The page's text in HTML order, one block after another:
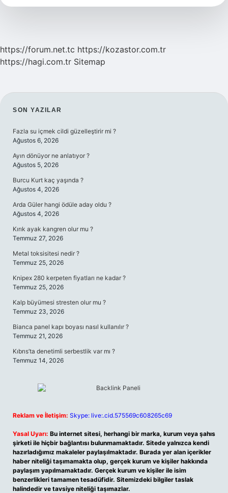
https://forum.net.tc https://kozastor.com.tr
https://hagi.com.tr Sitemap
SIDEBAR
SON YAZILAR
Fazla su içmek cildi güzelleştirir mi ?
Ağustos 6, 2026
Ayın dönüyor ne anlatıyor ?
Ağustos 5, 2026
Burcu Kurt kaç yaşında ?
Ağustos 4, 2026
Arda Güler hangi ödüle aday oldu ?
Ağustos 4, 2026
Kırık ayak kangren olur mu ?
Temmuz 27, 2026
Metal toksisitesi nedir ?
Temmuz 25, 2026
Knipex 280 kerpeten fiyatları ne kadar ?
Temmuz 25, 2026
Kalp büyümesi stresten olur mu ?
Temmuz 23, 2026
Bianca panel kapı boyası nasıl kullanılır ?
Temmuz 21, 2026
Kıbrıs’ta denetimli serbestlik var mı ?
Temmuz 14, 2026
Reklam ve İletişim: Skype: live:.cid.575569c608265c69
Yasal Uyarı: Bu internet sitesi, herhangi bir marka, kurum veya şahıs
şirketi ile hiçbir bağlantısı bulunmamaktadır. Sitede yalnızca kendi
hazırladığımız makaleler paylaşılmaktadır. Burada yer alan içerikler
haber niteliği taşımamakta olup, gerçek kurum ve kişiler hakkında
paylaşım yapılmamaktadır. Gerçek kurum ve kişiler ile isim
benzerlikleri tamamen tesadüfidir. Sitemizdeki bilgiler taslak
halindedir ve tavsiye niteliği taşımazlar.